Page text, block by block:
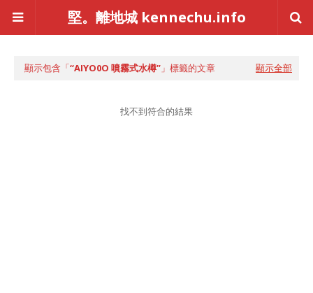
堅。離地城 kennechu.info
顯示包含「 AIYO0O 噴霧式水樽 」標籤的文章 顯示全部
找不到符合的結果